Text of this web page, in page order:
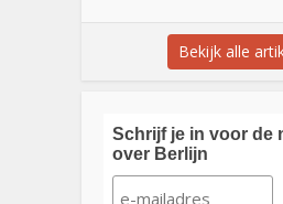
Bekijk alle
Schrijf je in voor de
over Berlijn